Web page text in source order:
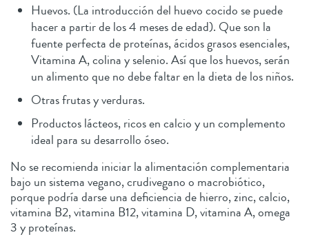
Huevos. (La introducción del huevo cocido se puede
hacer a partir de los 4 meses de edad). Que son la
fuente perfecta de proteínas, ácidos grasos esenciales,
Vitamina A, colina y selenio. Así que los huevos, serán
un alimento que no debe faltar en la dieta de los niños.
Otras frutas y verduras.
Productos lácteos, ricos en calcio y un complemento
ideal para su desarrollo óseo.
No se recomienda iniciar la alimentación complementaria
bajo un sistema vegano, crudivegano o macrobiótico,
porque podría darse una deficiencia de hierro, zinc, calcio,
vitamina B2, vitamina B12, vitamina D, vitamina A, omega
3 y proteínas.